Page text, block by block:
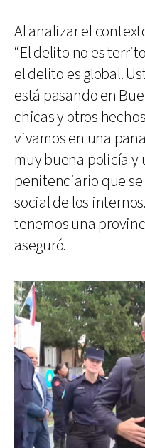
Al analizar el
“El delito no es
el delito es global.
está pasando en
chicas y otros
vivamos en una
muy buena policía y
penitenciario que
social de los
tenemos una
aseguró.